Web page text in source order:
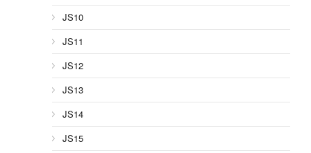
JS10
JS11
JS12
JS13
JS14
JS15